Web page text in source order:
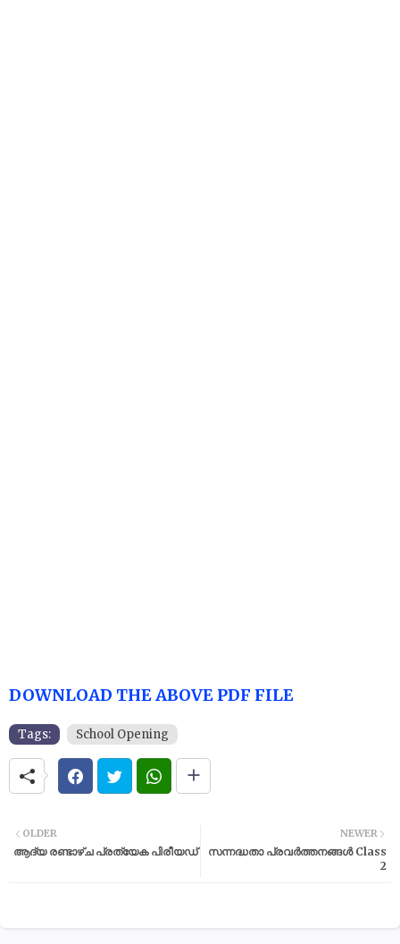
DOWNLOAD THE ABOVE PDF FILE
Tags: School Opening
NEWER
സന്നദ്ധതാ പ്രവർത്തനങ്ങൾ Class
2
OLDER
ആദ്യ രണ്ടാഴ്ച പ്രത്യേക പിരീയഡ്